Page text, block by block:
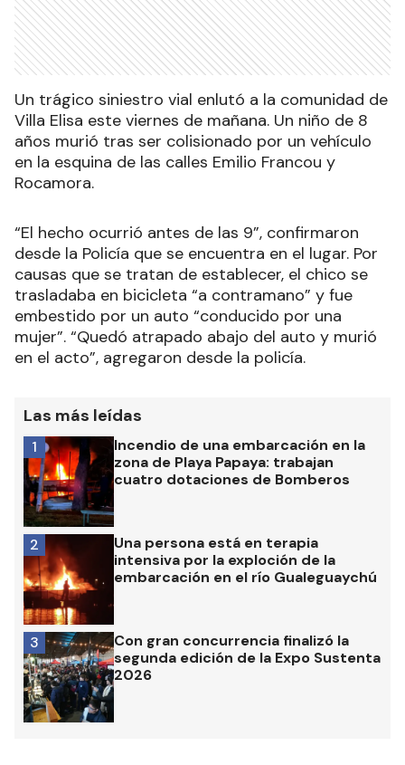
Un trágico siniestro vial enlutó a la comunidad de
Villa Elisa este viernes de mañana. Un niño de 8
años murió tras ser colisionado por un vehículo
en la esquina de las calles Emilio Francou y
Rocamora.
“El hecho ocurrió antes de las 9”, confirmaron
desde la Policía que se encuentra en el lugar. Por
causas que se tratan de establecer, el chico se
trasladaba en bicicleta “a contramano” y fue
embestido por un auto “conducido por una
mujer”. “Quedó atrapado abajo del auto y murió
en el acto”, agregaron desde la policía.
Las más leídas
Incendio de una embarcación en la
zona de Playa Papaya: trabajan
cuatro dotaciones de Bomberos
1
Una persona está en terapia
intensiva por la exploción de la
embarcación en el río Gualeguaychú
2
Con gran concurrencia finalizó la
segunda edición de la Expo Sustenta
2026
3